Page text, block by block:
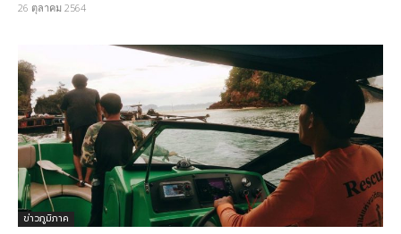
26 ตุลาคม 2564
ข่าวภูมิภาค